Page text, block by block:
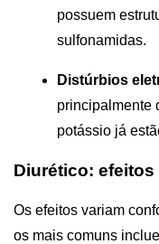
possuem
sulfonamidas.
Distúrbios
principalmente
potássio já
Diurético:
Os efeitos variam
os mais comuns